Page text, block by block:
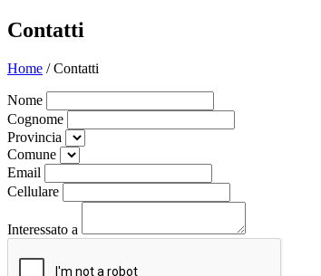
Contatti
Home / Contatti
Nome
Cognome
Provincia
Comune
Email
Cellulare
Interessato a